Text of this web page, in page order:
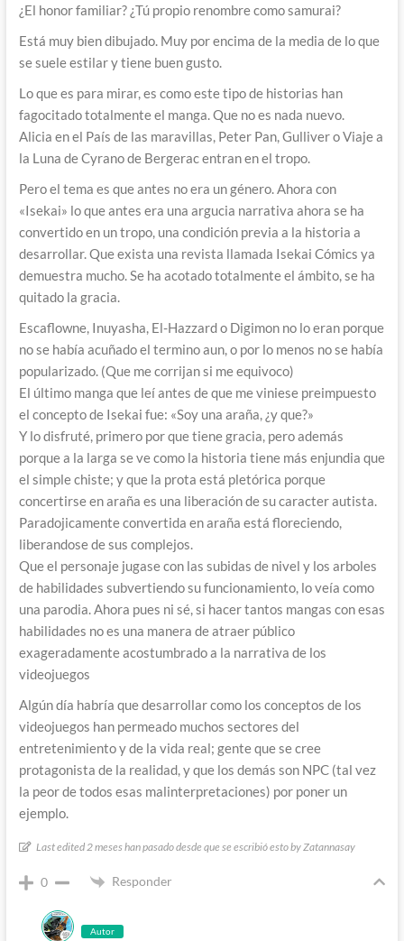
¿El honor familiar? ¿Tú propio renombre como samurai?
Está muy bien dibujado. Muy por encima de la media de lo que
se suele estilar y tiene buen gusto.
Lo que es para mirar, es como este tipo de historias han
fagocitado totalmente el manga. Que no es nada nuevo.
Alicia en el País de las maravillas, Peter Pan, Gulliver o Viaje a
la Luna de Cyrano de Bergerac entran en el tropo.
Pero el tema es que antes no era un género. Ahora con
«Isekai» lo que antes era una argucia narrativa ahora se ha
convertido en un tropo, una condición previa a la historia a
desarrollar. Que exista una revista llamada Isekai Cómics ya
demuestra mucho. Se ha acotado totalmente el ámbito, se ha
quitado la gracia.
Escaflowne, Inuyasha, El-Hazzard o Digimon no lo eran porque
no se había acuñado el termino aun, o por lo menos no se había
popularizado. (Que me corrijan si me equivoco)
El último manga que leí antes de que me viniese preimpuesto
el concepto de Isekai fue: «Soy una araña, ¿y que?»
Y lo disfruté, primero por que tiene gracia, pero además
porque a la larga se ve como la historia tiene más enjundia que
el simple chiste; y que la prota está pletórica porque
concertirse en araña es una liberación de su caracter autista.
Paradojicamente convertida en araña está floreciendo,
liberandose de sus complejos.
Que el personaje jugase con las subidas de nivel y los arboles
de habilidades subvertiendo su funcionamiento, lo veía como
una parodia. Ahora pues ni sé, si hacer tantos mangas con esas
habilidades no es una manera de atraer público
exageradamente acostumbrado a la narrativa de los
videojuegos
Algún día habría que desarrollar como los conceptos de los
videojuegos han permeado muchos sectores del
entretenimiento y de la vida real; gente que se cree
protagonista de la realidad, y que los demás son NPC (tal vez
la peor de todos esas malinterpretaciones) por poner un
ejemplo.
Last edited 2 meses han pasado desde que se escribió esto by Zatannasay
0 Responder
Autor